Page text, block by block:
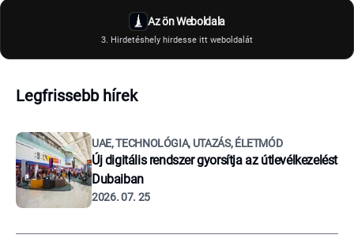
Az ön Weboldala
3. Hirdetéshely hirdesse itt weboldalát
Legfrissebb hírek
UAE, TECHNOLÓGIA, UTAZÁS, ÉLETMÓD
Új digitális rendszer gyorsítja az útlevélkezelést
Dubaiban
2026. 07. 25